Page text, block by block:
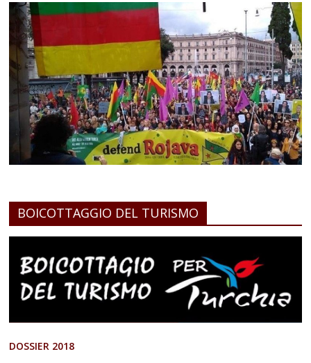
BOICOTTAGGIO DEL TURISMO
DOSSIER 2018